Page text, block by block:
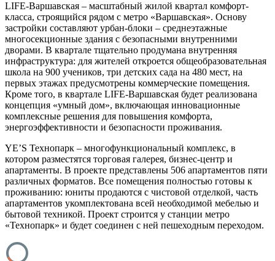
LIFE-Варшавская – масштабный жилой квартал комфорт-
класса, строящийся рядом с метро «Варшавская». Основу
застройки составляют урбан-блоки – среднеэтажные
многосекционные здания с безопасными внутренними
дворами. В квартале тщательно продумана внутренняя
инфраструктура: для жителей откроется общеобразовательная
школа на 900 учеников, три детских сада на 480 мест, на
первых этажах предусмотрены коммерческие помещения.
Кроме того, в квартале LIFE-Варшавская будет реализована
концепция «умный дом», включающая инновационные
комплексные решения для повышения комфорта,
энергоэффективности и безопасности проживания.
YE’S Технопарк – многофункциональный комплекс, в
котором разместятся торговая галерея, бизнес-центр и
апартаменты. В проекте представлены 506 апартаментов пяти
различных форматов. Все помещения полностью готовы к
проживанию: юниты продаются с чистовой отделкой, часть
апартаментов укомплектована всей необходимой мебелью и
бытовой техникой. Проект строится у станции метро
«Технопарк» и будет соединен с ней пешеходным переходом.